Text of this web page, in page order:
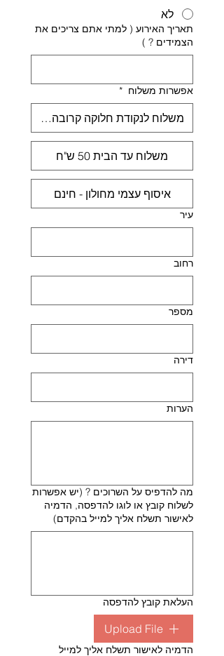
לא
תאריך האירוע ( למתי אתם צריכים את
הצמידים ? )
אפשרות משלוח *
משלוח לנקודת חלוקה קרובה אליך 30 ש"ח
משלוח עד הבית 50 ש"ח
איסוף עצמי מחולון - חינם
עיר
רחוב
מספר
דירה
הערות
מה להדפיס על השרוכים ? (יש אפשרות
לשלוח קובץ או לוגו להדפסה, הדמיה
לאישור תשלח אליך למייל בהקדם)
העלאת קובץ להדפסה
Upload File